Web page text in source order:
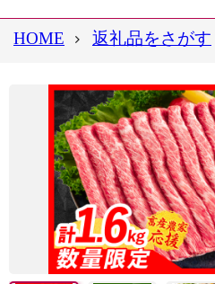
HOME 返礼品をさがす